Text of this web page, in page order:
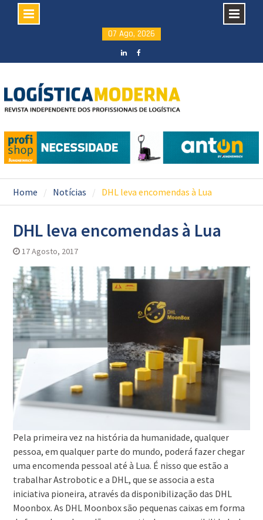
content
07 Ago, 2026
Home Notícias DHL leva encomendas à Lua
DHL leva encomendas à Lua
17 Agosto, 2017
Pela primeira vez na história da humanidade, qualquer
pessoa, em qualquer parte do mundo, poderá fazer chegar
uma encomenda pessoal até à Lua. É nisso que estão a
trabalhar Astrobotic e a DHL, que se associa a esta
iniciativa pioneira, através da disponibilização das DHL
Moonbox. As DHL Moonbox são pequenas caixas em forma